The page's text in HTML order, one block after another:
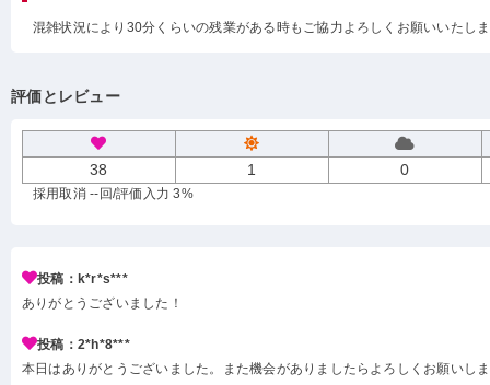
混雑状況により30分くらいの残業がある時もご協力よろしくお願いいたし
評価とレビュー
38 1 0
採用取消 --回/評価入力 3%
投稿：k*r*s***
ありがとうございました！
投稿：2*h*8***
本日はありがとうございました。また機会がありましたらよろしくお願いし